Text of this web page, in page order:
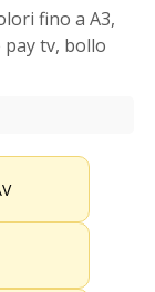
fino a A3,
tv, bollo